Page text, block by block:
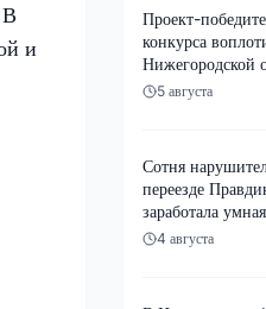
В
и
Проект-
конкурса
Нижегородской
5 августа
Сотня
переезде
заработала
4 августа